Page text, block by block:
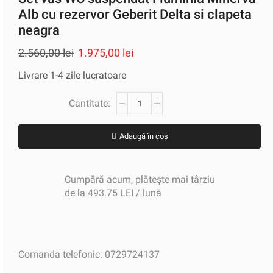
Alb cu rezervor Geberit Delta si clapeta
neagra
2.560,00lei 1.975,00 lei
Livrare 1-4 zile lucratoare
Adaugă în coș
Cumpără acum, plătește mai târziu
de la 493.75 LEI / lună
Comanda telefonic: 0729724137